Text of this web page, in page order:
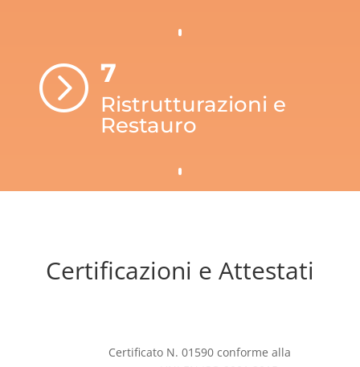
= 7
Ristrutturazioni e
Restauro
Certificazioni e Attestati
Certificato N. 01590 conforme alla